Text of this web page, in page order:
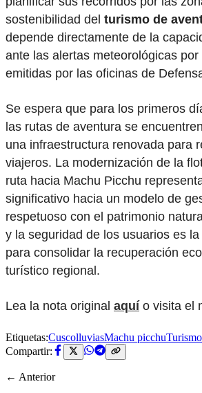
sostenibilidad del turismo de
depende directamente de la
ante las alertas meteorológicas
emitidas por las oficinas de
Se espera que para los primeros
las rutas de aventura se
una infraestructura renovada para
viajeros. La modernización de la
ruta hacia Machu Picchu
significativo hacia un modelo de
respetuoso con el patrimonio
y la seguridad de los usuarios es
para consolidar la recuperación
turístico regional.
Lea la nota original aquío visita el
Etiquetas:CuscolluviasMachu picchuTurismo
Compartir:
← Anterior